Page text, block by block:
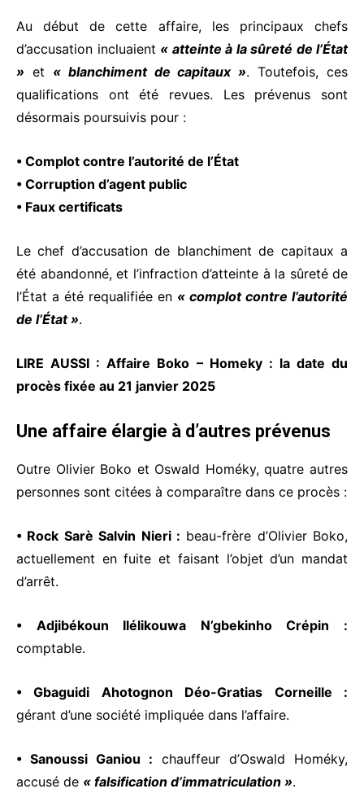
Au début de cette affaire, les principaux chefs
d’accusation incluaient « atteinte à la sûreté de l’État
» et « blanchiment de capitaux ». Toutefois, ces
qualifications ont été revues. Les prévenus sont
désormais poursuivis pour :
• Complot contre l’autorité de l’État
• Corruption d’agent public
• Faux certificats
Le chef d’accusation de blanchiment de capitaux a
été abandonné, et l’infraction d’atteinte à la sûreté de
l’État a été requalifiée en « complot contre l’autorité
de l’État ».
LIRE AUSSI :Affaire Boko – Homeky : la date du
procès fixée au 21 janvier 2025
Une affaire élargie à d’autres prévenus
Outre Olivier Boko et Oswald Homéky, quatre autres
personnes sont citées à comparaître dans ce procès :
• Rock Sarè Salvin Nieri : beau-frère d’Olivier Boko,
actuellement en fuite et faisant l’objet d’un mandat
d’arrêt.
• Adjibékoun Ilélikouwa N’gbekinho Crépin :
comptable.
• Gbaguidi Ahotognon Déo-Gratias Corneille :
gérant d’une société impliquée dans l’affaire.
• Sanoussi Ganiou : chauffeur d’Oswald Homéky,
accusé de « falsification d’immatriculation ».